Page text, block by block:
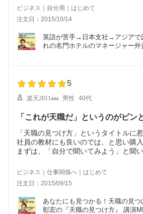
特に外資で働く予定の方や、働いてい
と共に失敗例も話されていますから、2
話を聞くだけで得られるかと思います。
個人的には外国人エリート達の仕事の
保つ方法などに興味を持ちました。今
くつもりです。
ビジネス｜自分用｜はじめて
注文日：2015/10/14
英語が苦手→日本支社→アジア
れの名門ホテルのマネージャー
5
楽天2011aaa 男性 40代
「これが天職だ」というのがピン
「天職の見つけ方」というタイトルに
社員の教材にも良いのでは、と思い購入
まずは、「自分で聞いてみよう」と聞
代の私にも「いくつもある事業の中で
うのがピンときました。
中谷彰宏氏の一方的なお話しでなく、
話形式で、とても興味深い内容です。
若手社員の教材にも活用させていただき
ビジネス｜仕事関係へ｜はじめて
注文日：2015/09/15
あなたにも見つかる！天職の見
彰宏の『天職の見つけ方』 講演